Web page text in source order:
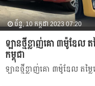
ច័ន្ទ, 10 កក្កដា 2023 07:20
ឡានថ្មីខ្លាញ់គោ ៣ម៉ូឌែល ត
កម្ពុជា
ឡានថ្មីខ្លាញ់គោ ៣ម៉ូឌែល តម្ល